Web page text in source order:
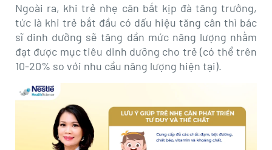
Ngoài ra, khi trẻ nhẹ cân bắt kịp đà tăng trưởng,
tức là khi trẻ bắt đầu có dấu hiệu tăng cân thì bác
sĩ dinh dưỡng sẽ tăng dần mức năng lượng nhằm
đạt được mục tiêu dinh dưỡng cho trẻ (có thể trên
10-20% so với nhu cầu năng lượng hiện tại).